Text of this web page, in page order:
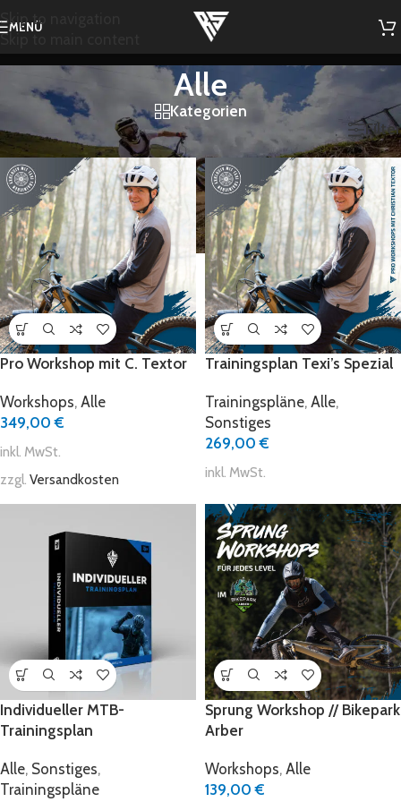
Skip to navigation
MENÜ
Alle
Kategorien
Start
Shop/Alle Filter
Pro Workshop mit C. Textor
Workshops, Alle
349,00€
inkl. MwSt.
zzgl. Versandkosten
Trainingsplan Texi’s Spezial
Trainingspläne, Alle,
Sonstiges
269,00€
inkl. MwSt.
Individueller MTB-
Trainingsplan
Alle, Sonstiges,
Trainingspläne
Sprung Workshop // Bikepark
Arber
Workshops, Alle
139,00€